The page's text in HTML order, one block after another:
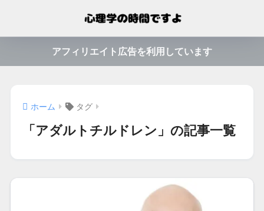
アフィリエイト広告を利用しています
ホーム タグ
「アダルトチルドレン」の記事一覧